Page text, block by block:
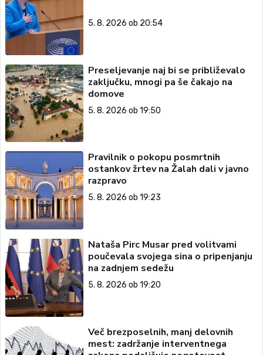
5. 8. 2026 ob 20:54
Preseljevanje naj bi se približevalo
zaključku, mnogi pa še čakajo na
domove
5. 8. 2026 ob 19:50
Pravilnik o pokopu posmrtnih
ostankov žrtev na Žalah dali v javno
razpravo
5. 8. 2026 ob 19:23
Nataša Pirc Musar pred volitvami
poučevala svojega sina o pripenjanju
na zadnjem sedežu
5. 8. 2026 ob 19:20
Več brezposelnih, manj delovnih
mest: zadržanje interventnega